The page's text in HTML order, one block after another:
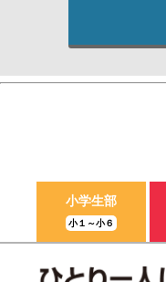
小学生部
小１～小６